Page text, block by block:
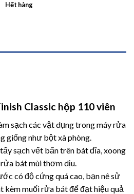
Hết hàng
Classic hộp 110 viên
sạch các vật dụng trong máy rửa
giống như bột xà phòng.
sạch vết bẩn trên bát đĩa, xoong
bát mùi thơm dịu.
có độ cứng quá cao, bạn nê sử
kèm muối rửa bát để đạt hiệu quả